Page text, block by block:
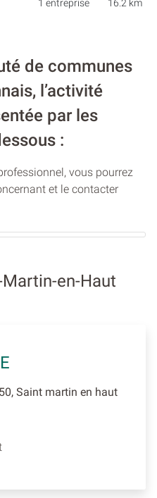
1 entreprise 16.2 km
de communes
l’activité
par les
:
vous pourrez
et le contacter
en-Haut
Saint martin en haut